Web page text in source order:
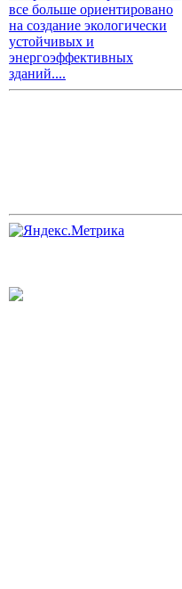
все больше ориентировано
на создание экологически
устойчивых и
энергоэффективных
зданий....